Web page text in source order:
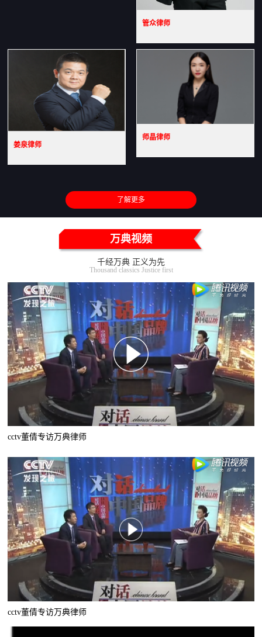
管众律师
姜泉律师
师晶律师
了解更多
万典视频
千经万典 正义为先
Thousand classics Justice first
cctv董倩专访万典律师
cctv董倩专访万典律师